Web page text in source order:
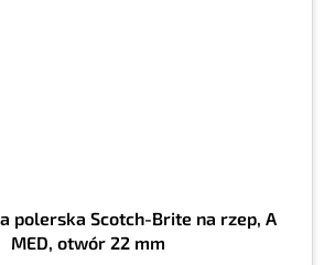
polerska Scotch-Brite na rzep, A
MED, otwór 22 mm